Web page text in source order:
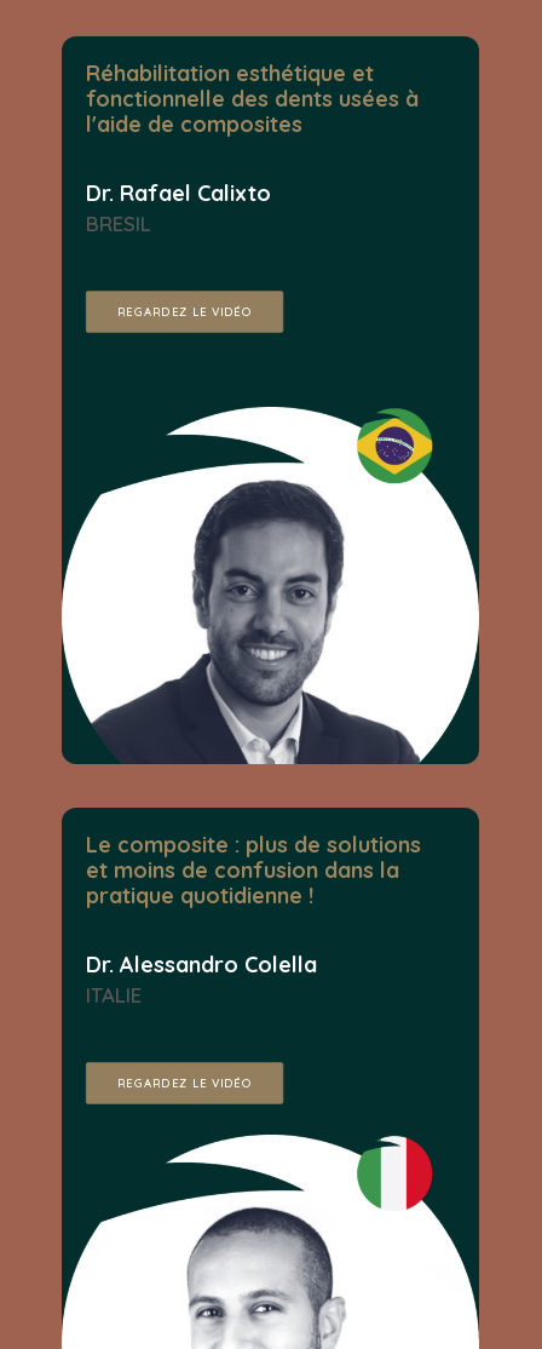
Réhabilitation esthétique et
fonctionnelle des dents usées à
l'aide de composites
Dr. Rafael Calixto
BRESIL
REGARDEZ LE VIDÉO
Le composite : plus de solutions
et moins de confusion dans la
pratique quotidienne !
Dr. Alessandro Colella
ITALIE
REGARDEZ LE VIDÉO